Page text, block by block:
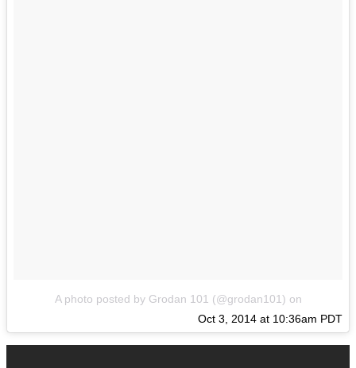
A photo posted by Grodan 101 (@grodan101) on
Oct 3, 2014 at 10:36am PDT